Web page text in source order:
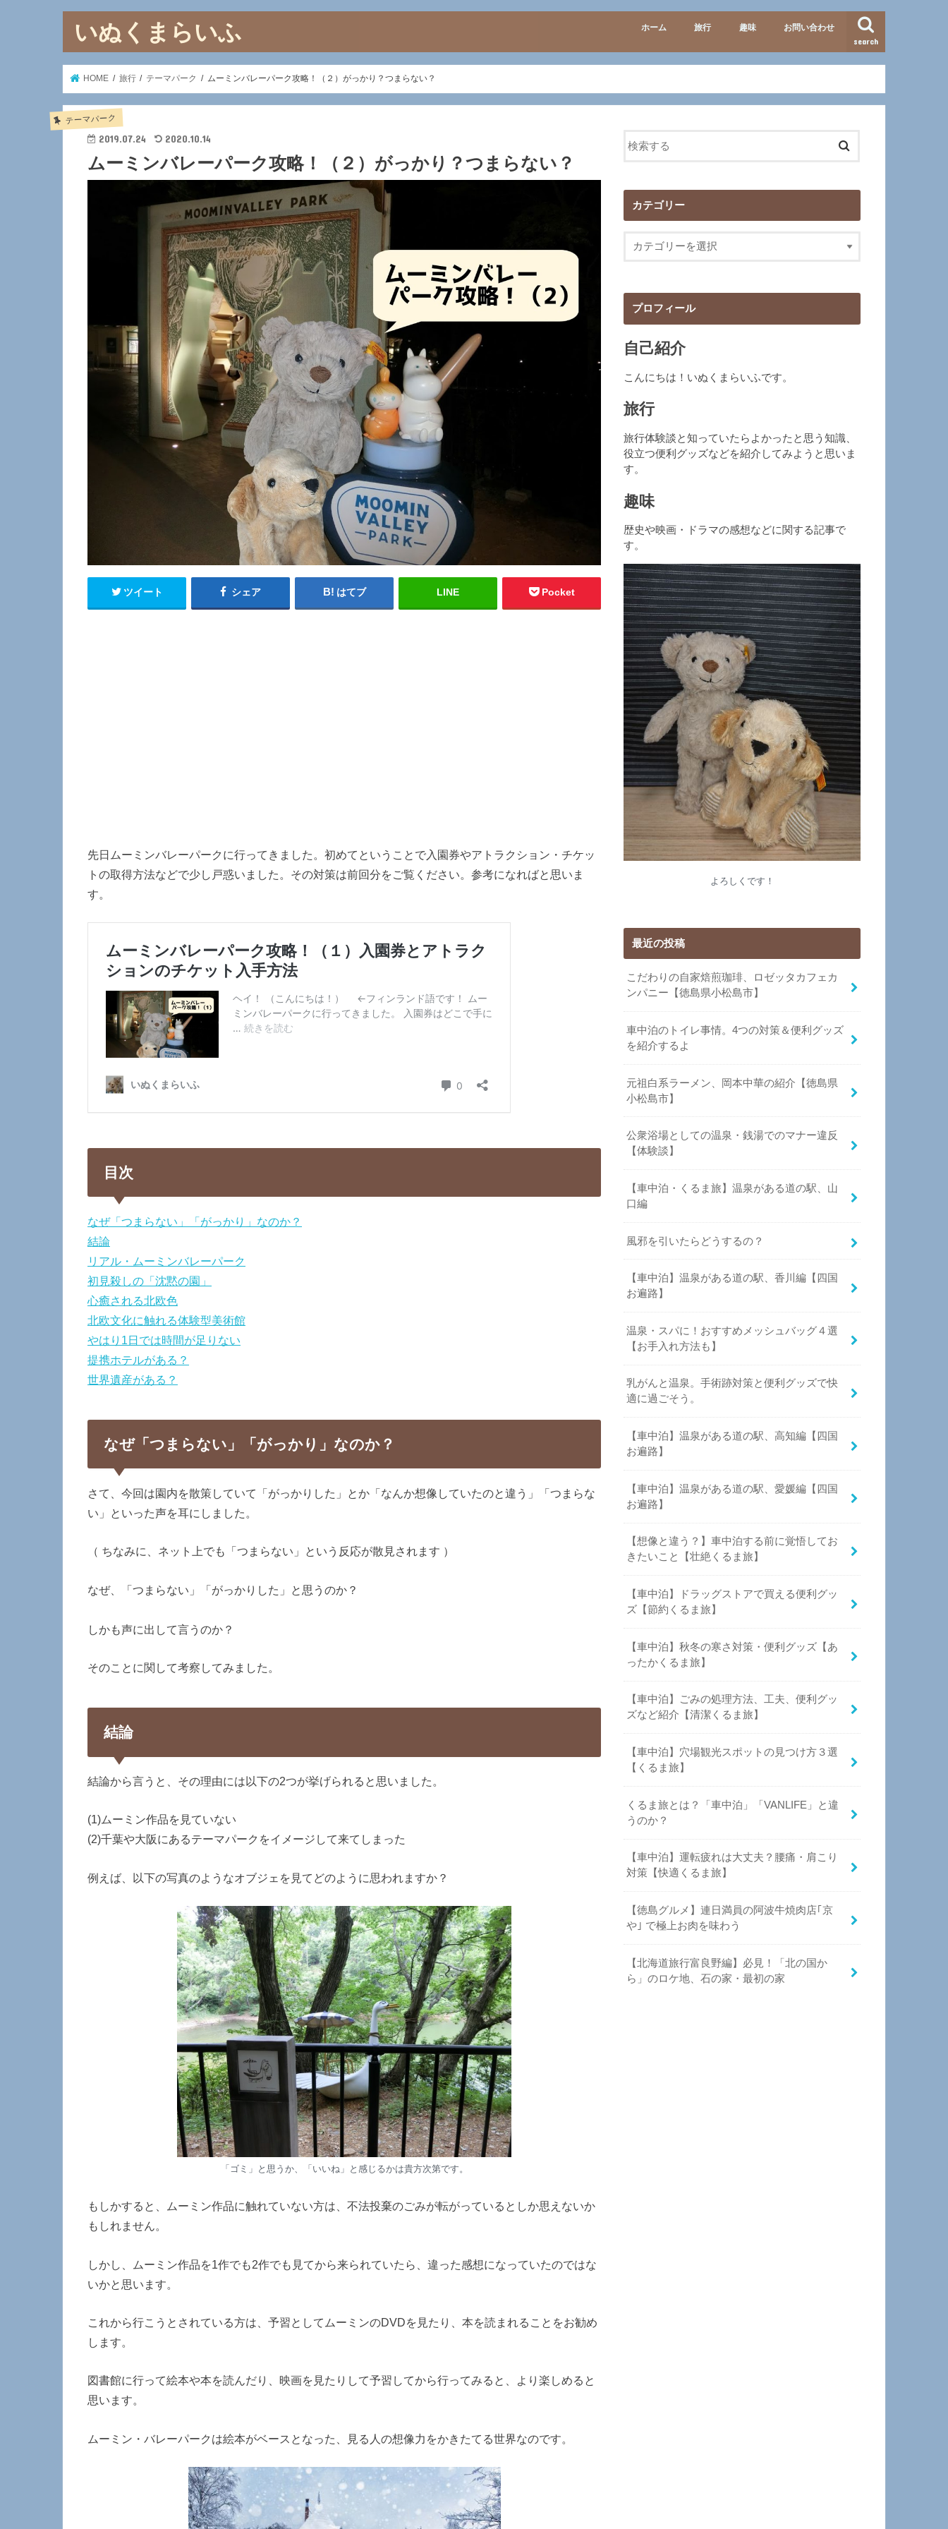
いぬくまらいふ search
ホーム 旅行
準備・便利グッズ
テーマパーク
北海道
九州
イタリア
趣味
歴史
映画･ドラマ
お問い合わせ
HOME 旅行 テーマパーク ムーミンバレーパーク攻略！（２）がっかり？つまらない？
テーマパーク
2019.07.24 2020.10.14
ムーミンバレーパーク攻略！（２）がっかり？つまらない？
ツイート シェア はてブ LINE Pocket
先日ムーミンバレーパークに行ってきました。初めてということで入園券やアトラクション・チケッ
トの取得方法などで少し戸惑いました。その対策は前回分をご覧ください。参考になればと思いま
す。
目次
なぜ「つまらない」「がっかり」なのか？
結論
リアル・ムーミンバレーパーク
初見殺しの「沈黙の園」
心癒される北欧色
北欧文化に触れる体験型美術館
やはり1日では時間が足りない
提携ホテルがある？
世界遺産がある？
なぜ「つまらない」「がっかり」なのか？
さて、今回は園内を散策していて「がっかりした」とか「なんか想像していたのと違う」「つまらな
い」といった声を耳にしました。
（ ちなみに、ネット上でも「つまらない」という反応が散見されます ）
なぜ、「つまらない」「がっかりした」と思うのか？
しかも声に出して言うのか？
そのことに関して考察してみました。
結論
結論から言うと、その理由には以下の2つが挙げられると思いました。
(1)ムーミン作品を見ていない
(2)千葉や大阪にあるテーマパークをイメージして来てしまった
例えば、以下の写真のようなオブジェを見てどのように思われますか？
「ゴミ」と思うか、「いいね」と感じるかは貴方次第です。
もしかすると、ムーミン作品に触れていない方は、不法投棄のごみが転がっているとしか思えないか
もしれません。
しかし、ムーミン作品を1作でも2作でも見てから来られていたら、違った感想になっていたのではな
いかと思います。
これから行こうとされている方は、予習としてムーミンのDVDを見たり、本を読まれることをお勧め
します。
図書館に行って絵本や本を読んだり、映画を見たりして予習してから行ってみると、より楽しめると
思います。
ムーミン・バレーパークは絵本がベースとなった、見る人の想像力をかきたてる世界なのです。
カテゴリー
プロフィール
自己紹介
こんにちは！いぬくまらいふです。
旅行
旅行体験談と知っていたらよかったと思う知識、
役立つ便利グッズなどを紹介してみようと思いま
す。
趣味
歴史や映画・ドラマの感想などに関する記事で
す。
よろしくです！
最近の投稿
こだわりの自家焙煎珈琲、ロゼッタカフェカ
ンパニー【徳島県小松島市】
車中泊のトイレ事情。4つの対策＆便利グッズ
を紹介するよ
元祖白系ラーメン、岡本中華の紹介【徳島県
小松島市】
公衆浴場としての温泉・銭湯でのマナー違反
【体験談】
【車中泊・くるま旅】温泉がある道の駅、山
口編
風邪を引いたらどうするの？
【車中泊】温泉がある道の駅、香川編【四国
お遍路】
温泉・スパに！おすすめメッシュバッグ４選
【お手入れ方法も】
乳がんと温泉。手術跡対策と便利グッズで快
適に過ごそう。
【車中泊】温泉がある道の駅、高知編【四国
お遍路】
【車中泊】温泉がある道の駅、愛媛編【四国
お遍路】
【想像と違う？】車中泊する前に覚悟してお
きたいこと【壮絶くるま旅】
【車中泊】ドラッグストアで買える便利グッ
ズ【節約くるま旅】
【車中泊】秋冬の寒さ対策・便利グッズ【あ
ったかくるま旅】
【車中泊】ごみの処理方法、工夫、便利グッ
ズなど紹介【清潔くるま旅】
【車中泊】穴場観光スポットの見つけ方３選
【くるま旅】
くるま旅とは？「車中泊」「VANLIFE」と違
うのか？
【車中泊】運転疲れは大丈夫？腰痛・肩こり
対策【快適くるま旅】
【徳島グルメ】連日満員の阿波牛焼肉店｢京
や｣ で極上お肉を味わう
【北海道旅行富良野編】必見！「北の国か
ら」のロケ地、石の家・最初の家